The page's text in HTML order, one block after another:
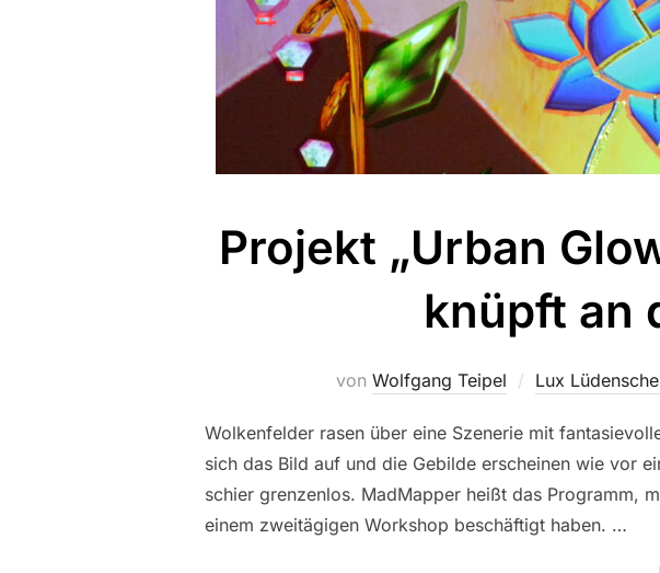
Projekt „Urban
knüpft an
von Wolfgang Teipel Lux
Wolkenfelder rasen über eine Szenerie mit
sich das Bild auf und die Gebilde erscheinen wie vor
schier grenzenlos. MadMapper heißt das Programm,
einem zweitägigen Workshop beschäftigt haben. …